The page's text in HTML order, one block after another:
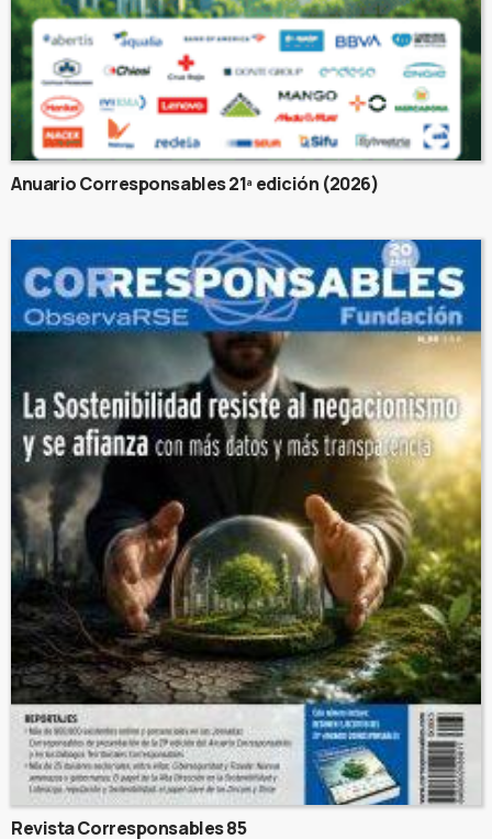
Anuario Corresponsables 21ª edición (2026)
Revista Corresponsables 85